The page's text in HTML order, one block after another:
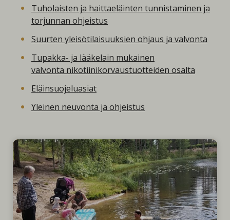
Tuholaisten ja haittaeläinten tunnistaminen ja
torjunnan ohjeistus
Suurten yleisötilaisuuksien ohjaus ja valvonta
Tupakka- ja lääkelain mukainen
valvonta nikotiinikorvaustuotteiden osalta
Eläinsuojeluasiat
Yleinen neuvonta ja ohjeistus